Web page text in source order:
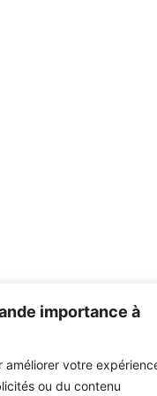
importance à
améliorer votre
ou du contenu